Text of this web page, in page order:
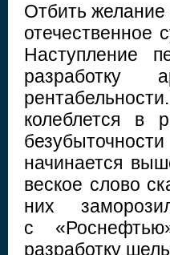
Отбить желание
отечественное
Наступление
разработку
колеблется в
начинается
веское слово
них
с
разработку